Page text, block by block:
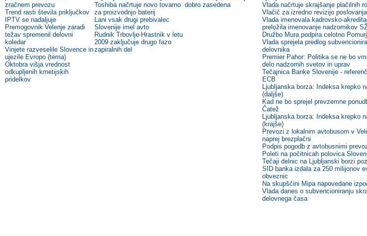
zračnem prevozu
Trend rasti števila priključkov
IPTV se nadaljuje
Premogovnik Velenje zaradi
težav spremenil delovni
koledar
Vinjete razveselile Slovence in
ujezile Evropo (tema)
Oktobra višja vrednost
odkupljenih kmetijskih
pridelkov
Toshiba načrtuje novo tovarno
za proizvodnjo baterij
Lani vsak drugi prebivalec
Slovenije imel avto
Rudnik Trbovlje-Hrastnik v letu
2009 zaključuje drugo fazo
zapiralnih del
dobro zasedena
Vlada načrtuje skrajšanje plačilnih
Vlačič za izredno revizijo
Vlada imenovala kadrovsko-
preložila imenovanje nadzornikov
Družbo Mura podpira celotno
Vlada sprejela predlog
delovnika
Premier Pahor: Politika se ne bo
delo nadzornih svetov in uprav
Tečajnica Banke Slovenije -
ECB
Ljubljanska borza: Indeksa krepko
(daljše)
Kad ne bo sprejel prevzemne
Čatež
Ljubljanska borza: Indeksa krepko
(krajše)
Prevozi z lokalnim avtobusom v
naprej brezplačni
Podpis pogodb z avtobusnimi
Poleti na počitnicah polovica
Tečaji delnic na Ljubljanski borzi
SID banka izdala za 250 milijonov
obveznic
Na skupščini Mipa napovedane
Vlada danes o subvencioniranju
delovnega časa